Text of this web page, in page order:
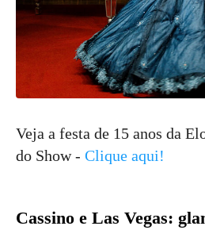
Veja a festa de 15 anos da
do Show - Clique aqui!
Cassino e Las Vegas: